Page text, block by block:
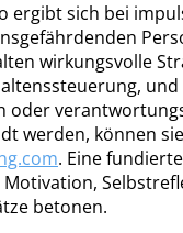
ergibt sich bei
wirkungsvolle
oder
werden, können
. Eine
betonen.